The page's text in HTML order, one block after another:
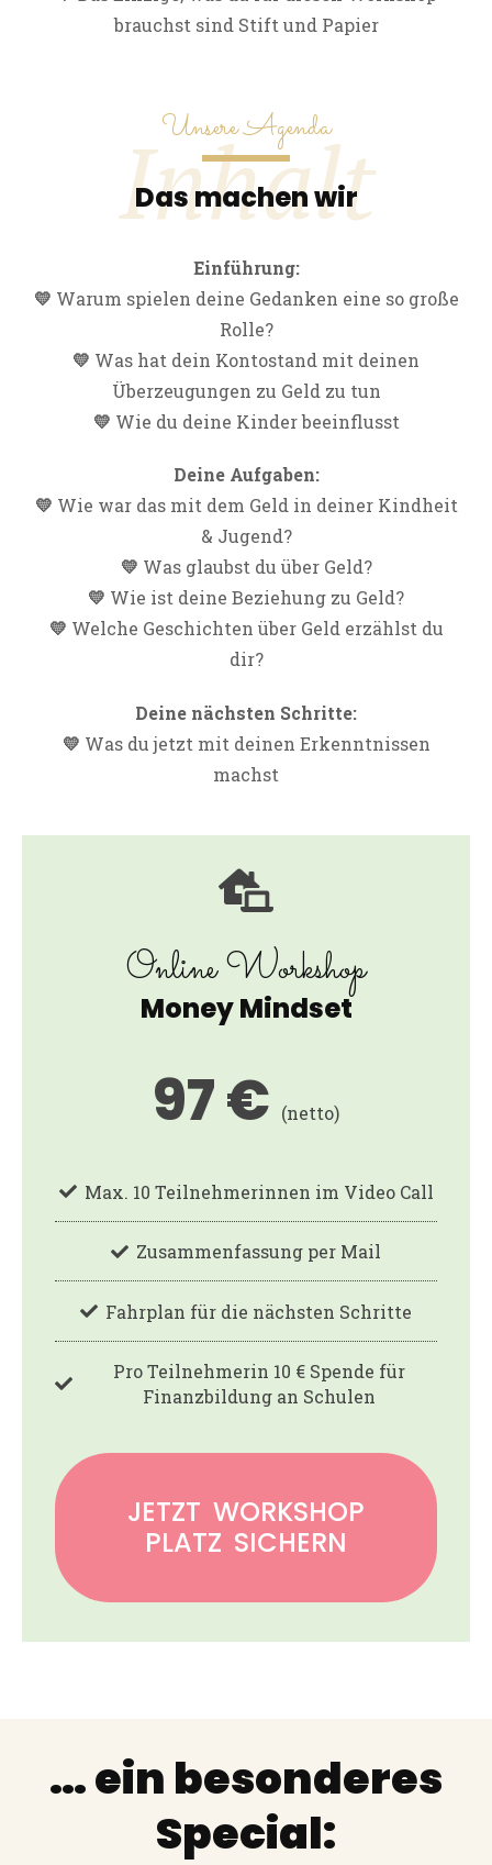
brauchst sind Stift und Papier
Inhalt
Unsere Agenda
Das machen wir
Einführung:
💛 Warum spielen deine Gedanken eine so große
Rolle?
💛 Was hat dein Kontostand mit deinen
Überzeugungen zu Geld zu tun
💛 Wie du deine Kinder beeinflusst
Deine Aufgaben:
💛 Wie war das mit dem Geld in deiner Kindheit
& Jugend?
💛 Was glaubst du über Geld?
💛 Wie ist deine Beziehung zu Geld?
💛 Welche Geschichten über Geld erzählst du
dir?
Deine nächsten Schritte:
💛 Was du jetzt mit deinen Erkenntnissen
machst
Online Workshop
Money Mindset
97 € (netto)
Max. 10 Teilnehmerinnen im Video Call
Zusammenfassung per Mail
Fahrplan für die nächsten Schritte
Pro Teilnehmerin 10 € Spende für
Finanzbildung an Schulen
JETZT WORKSHOP
PLATZ SICHERN
… ein besonderes
Special: